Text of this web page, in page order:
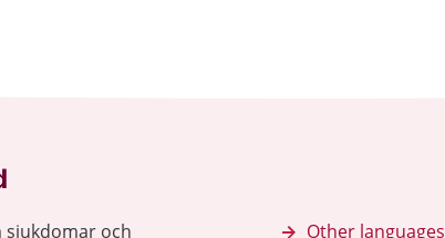
sjukdomar och
Other languages